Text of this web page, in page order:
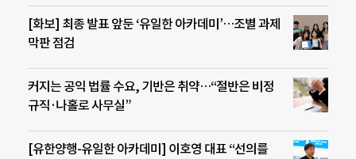
[화보] 최종 발표 앞둔 ‘유일한 아카데미’…조별 과제
막판 점검
커지는 공익 법률 수요, 기반은 취약…“절반은 비정
규직·나홀로 사무실”
[유한양행-유일한 아카데미] 이호영 대표 “선의를